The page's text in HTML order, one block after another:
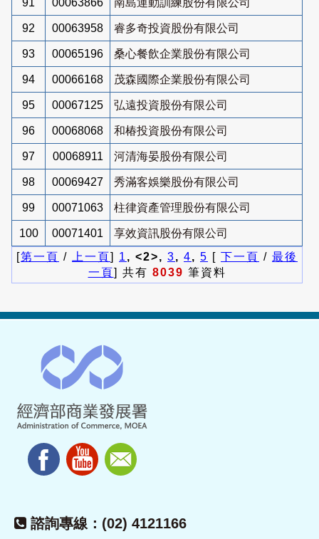
92 00063958 睿多奇投資股份有限公司
93 00065196 桑心餐飲企業股份有限公司
94 00066168 茂森國際企業股份有限公司
95 00067125 弘遠投資股份有限公司
96 00068068 和椿投資股份有限公司
97 00068911 河清海晏股份有限公司
98 00069427 秀滿客娛樂股份有限公司
99 00071063 柱律資產管理股份有限公司
100 00071401
享效資訊股份有限公司
[第一頁 / 上一頁] 1 , <2>, 3, 4, 5 [ 下一頁 / 最後
一頁] 共有 8039 筆資料
諮詢專線：(02) 4121166